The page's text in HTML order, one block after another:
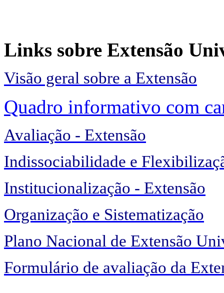
Links sobre Extensão
Visão geral sobre a Extensão
Quadro informativo com
Avaliação - Extensão
Indissociabilidade e
Institucionalização - Extensão
Organização e Sistematização
Plano Nacional de Extensão
Formulário de avaliação da